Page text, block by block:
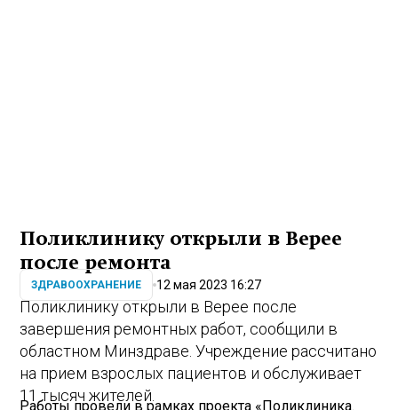
Поликлинику открыли в Верее
после ремонта
ЗДРАВООХРАНЕНИЕ 12 мая 2023 16:27
Поликлинику открыли в Верее после
завершения ремонтных работ, сообщили в
областном Минздраве. Учреждение рассчитано
на прием взрослых пациентов и обслуживает
11 тысяч жителей.
Работы провели в рамках проекта «Поликлиника.